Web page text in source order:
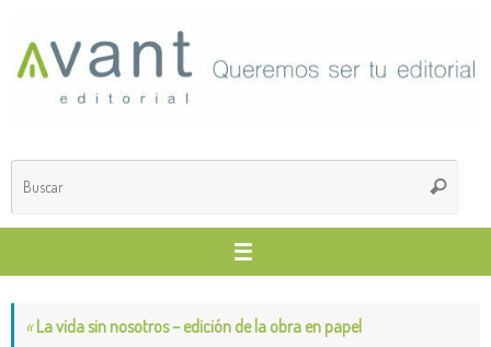
contenido
Buscar
«La vida sin nosotros – edición de la obra en papel